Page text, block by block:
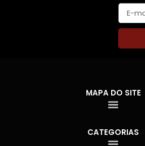
MAPA DO SITE
CATEGORIAS